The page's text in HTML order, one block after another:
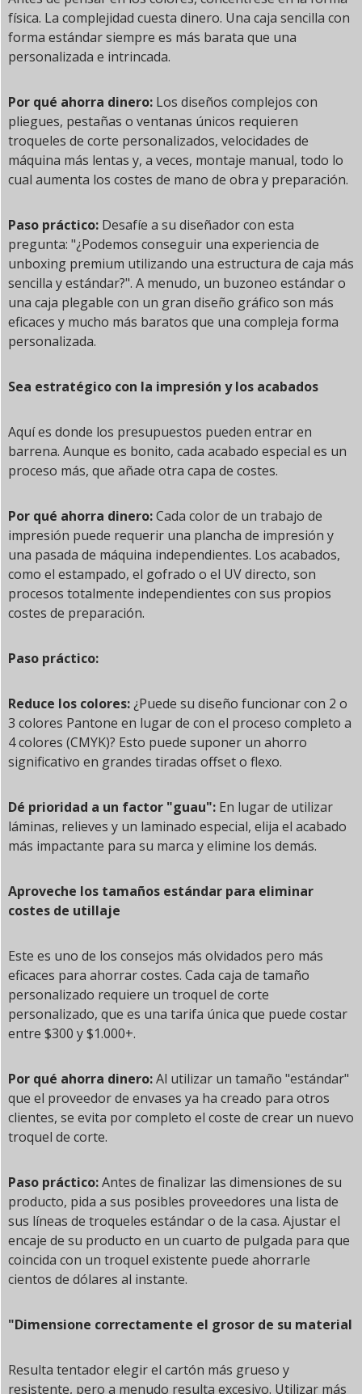
física. La complejidad cuesta dinero. Una caja sencilla con
forma estándar siempre es más barata que una
personalizada e intrincada.
Por qué ahorra dinero: Los diseños complejos con
pliegues, pestañas o ventanas únicos requieren
troqueles de corte personalizados, velocidades de
máquina más lentas y, a veces, montaje manual, todo lo
cual aumenta los costes de mano de obra y preparación.
Paso práctico: Desafíe a su diseñador con esta
pregunta: "¿Podemos conseguir una experiencia de
unboxing premium utilizando una estructura de caja más
sencilla y estándar?". A menudo, un buzoneo estándar o
una caja plegable con un gran diseño gráfico son más
eficaces y mucho más baratos que una compleja forma
personalizada.
Sea estratégico con la impresión y los acabados
Aquí es donde los presupuestos pueden entrar en
barrena. Aunque es bonito, cada acabado especial es un
proceso más, que añade otra capa de costes.
Por qué ahorra dinero:Cada color de un trabajo de
impresión puede requerir una plancha de impresión y
una pasada de máquina independientes. Los acabados,
como el estampado, el gofrado o el UV directo, son
procesos totalmente independientes con sus propios
costes de preparación.
Paso práctico:
Reduce los colores: ¿Puede su diseño funcionar con 2 o
3 colores Pantone en lugar de con el proceso completo a
4 colores (CMYK)? Esto puede suponer un ahorro
significativo en grandes tiradas offset o flexo.
Dé prioridad a un factor "guau": En lugar de utilizar
láminas, relieves y un laminado especial, elija el acabado
más impactante para su marca y elimine los demás.
Aproveche los tamaños estándar para eliminar
costes de utillaje
Este es uno de los consejos más olvidados pero más
eficaces para ahorrar costes. Cada caja de tamaño
personalizado requiere un troquel de corte
personalizado, que es una tarifa única que puede costar
entre $300 y $1.000+.
Por qué ahorra dinero:Al utilizar un tamaño "estándar"
que el proveedor de envases ya ha creado para otros
clientes, se evita por completo el coste de crear un nuevo
troquel de corte.
Paso práctico:Antes de finalizar las dimensiones de su
producto, pida a sus posibles proveedores una lista de
sus líneas de troqueles estándar o de la casa. Ajustar el
encaje de su producto en un cuarto de pulgada para que
coincida con un troquel existente puede ahorrarle
cientos de dólares al instante.
"Dimensione correctamente el grosor de su material
Resulta tentador elegir el cartón más grueso y
resistente, pero a menudo resulta excesivo. Utilizar más